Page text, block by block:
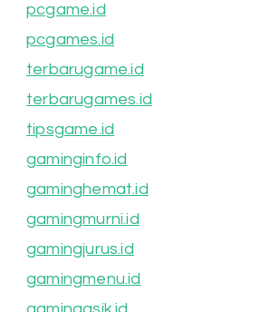
pcgame.id
pcgames.id
terbarugame.id
terbarugames.id
tipsgame.id
gaminginfo.id
gaminghemat.id
gamingmurni.id
gamingjurus.id
gamingmenu.id